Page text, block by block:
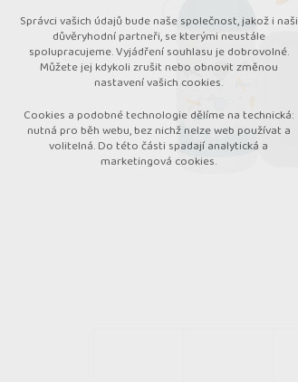
návštěvnosti
marketingová cookies (Google)
Více informací o cookies na našem webu
Přijmout všechny cookies
Odmítnout vše
Správci vašich údajů bude naše společnost, jakož i naši
důvěryhodní partneři, se kterými neustále
spolupracujeme. Vyjádření souhlasu je dobrovolné.
Můžete jej kdykoli zrušit nebo obnovit změnou
nastavení vašich cookies.
Cookies a podobné technologie dělíme na technická:
nutná pro běh webu, bez nichž nelze web používat a
volitelná. Do této části spadají analytická a
marketingová cookies.